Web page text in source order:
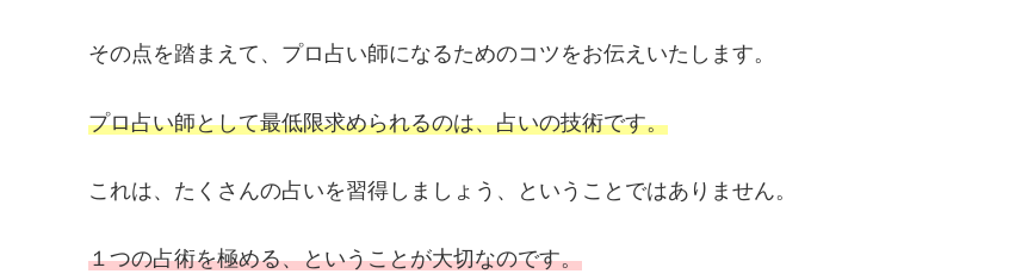
その点を踏まえて、プロ占い師になるためのコツをお伝えいたします。
プロ占い師として最低限求められるのは、占いの技術です。
これは、たくさんの占いを習得しましょう、ということではありません。
１つの占術を極める、ということが大切なのです。